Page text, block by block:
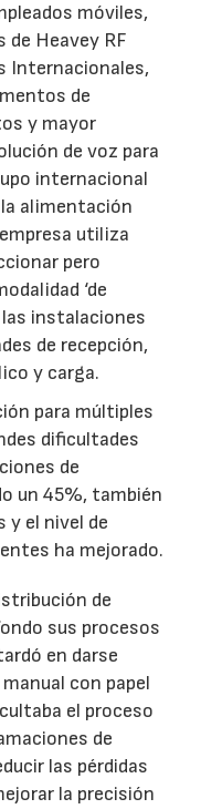
móviles,
de Heavey RF
Internacionales,
de
y mayor
de voz para
internacional
alimentación
utiliza
pero
‘de
instalaciones
de recepción,
y carga.
para múltiples
dificultades
de
un 45%, también
y el nivel de
ha mejorado.
de
sus procesos
en darse
con papel
el proceso
de
las pérdidas
la precisión